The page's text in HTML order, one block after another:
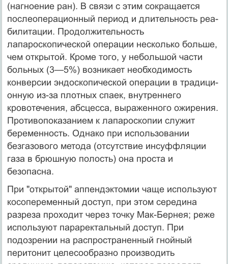
(нагноение ран). В связи с этим сокращается
послеоперационный период и длительность реа­
билитации. Продолжительность
лапароскопической операции несколько больше,
чем открытой. Кроме того, у небольшой части
больных (3—5%) возникает необходимость
конверсии эндоскопической операции в традици­
онную из-за плотных спаек, внутреннего
кровотечения, абсцесса, выражен­ного ожирения.
Проти­вопоказанием к лапароскопии служит
беременность. Однако при использо­вании
безгазового метода (отсутствие инсуффляции
газа в брюшную по­лость) она проста и
безопасна.
При "открытой" аппендэктомии чаще используют
косопеременный дос­туп, при этом середина
разреза проходит через точку Мак-Бернея; реже
ис­пользуют параректальный доступ. При
подозрении на распространенный гнойный
перитонит целесообразно производить